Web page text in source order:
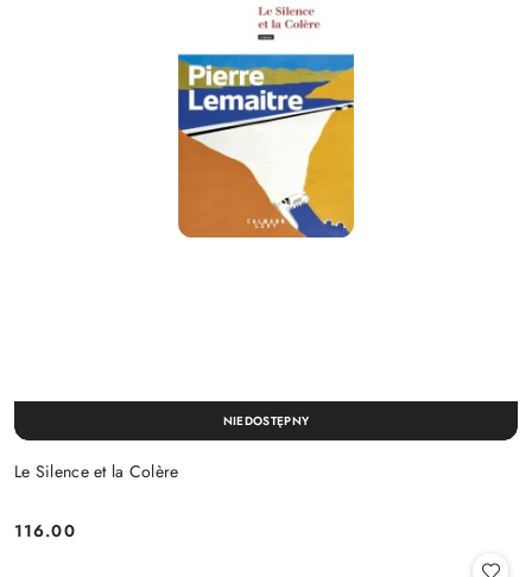
Le Silence et la Colère
Cena:
116.00
NIEDOSTĘPNY